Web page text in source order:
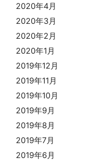
2020年4月
2020年3月
2020年2月
2020年1月
2019年12月
2019年11月
2019年10月
2019年9月
2019年8月
2019年7月
2019年6月